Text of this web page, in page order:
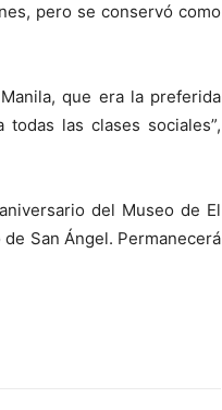
pero se conservó como
que era la preferida
las clases sociales”,
del Museo de El
San Ángel. Permanecerá